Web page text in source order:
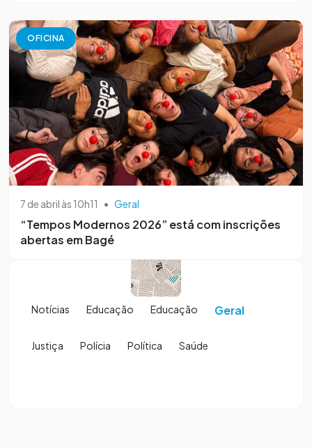
OFICINA
7 de abril às 10h11 • Geral
“Tempos Modernos 2026” está com inscrições
abertas em Bagé
Notícias Educação Educação Geral
Justiça Polícia Política Saúde